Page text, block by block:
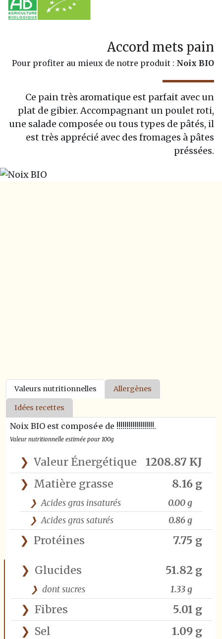
Accord mets pain
Pour profiter au mieux de notre produit : Noix BIO
Ce pain très aromatique est parfait avec un
plat de gibier. Accompagnant un poulet roti,
une salade composée ou tous types de pâtés, il
est très apprécié avec des fromages à pâtes
préssées.
Valeurs nutritionnelles Allergènes
Idées recettes
Noix BIO est composé·e de !!!!!!!!!!!!!!!!!!!.
Valeur nutritionnelle estimée pour 100g
Valeur Énergétique
1208.87 KJ
Matière grasse
8.16 g
Acides gras insaturés
0.00 g
Acides gras saturés
0.86 g
Protéines 7.75 g
Glucides 51.82 g
dont sucres 1.33 g
Fibres
5.01 g
Sel
1.09 g